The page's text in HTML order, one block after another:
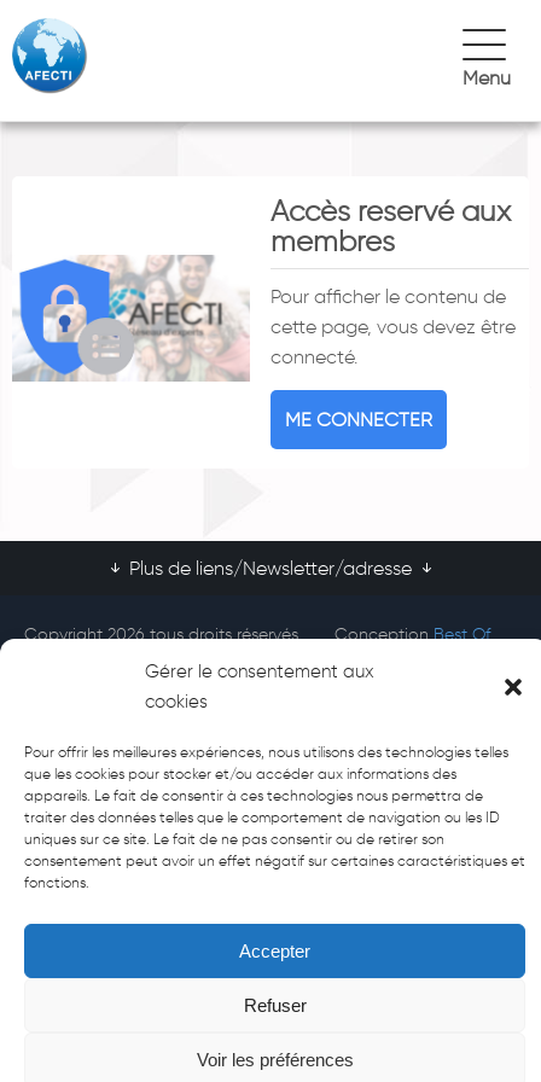
Gérer le consentement aux
cookies
Pour offrir les meilleures expériences, nous utilisons des technologies telles
que les cookies pour stocker et/ou accéder aux informations des
appareils. Le fait de consentir à ces technologies nous permettra de
traiter des données telles que le comportement de navigation ou les ID
uniques sur ce site. Le fait de ne pas consentir ou de retirer son
consentement peut avoir un effet négatif sur certaines caractéristiques et
fonctions.
Accepter
Refuser
Voir les préférences
Menu
Accès reservé aux
membres
Pour afficher le contenu de
cette page, vous devez être
connecté.
ME CONNECTER
Plus de liens/Newsletter/adresse
Copyright 2026 tous droits réservés
ConceptionBest Of
Site